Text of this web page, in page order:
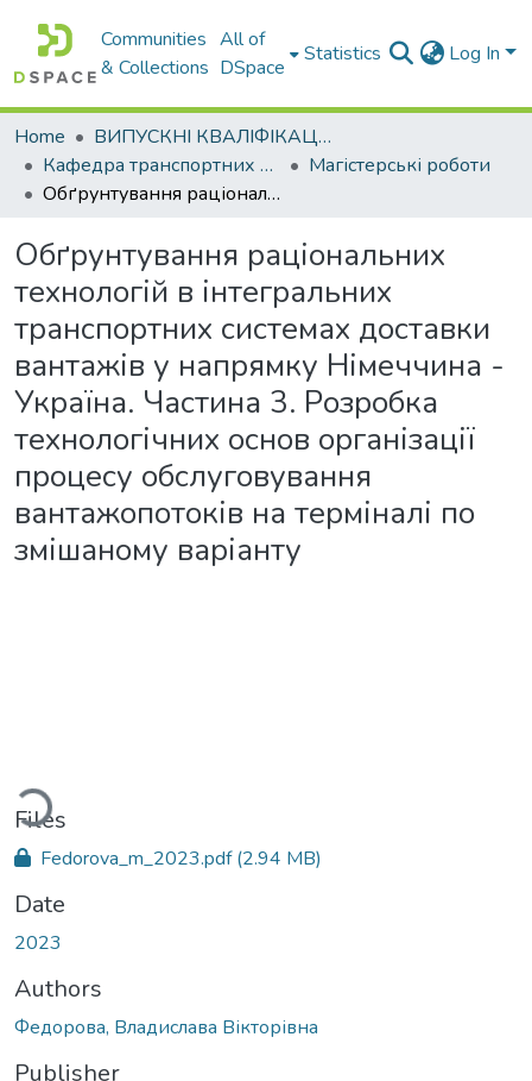
Communities
& Collections
All of
DSpace
Statistics Log In
Home
ВИПУСКНІ КВАЛІФІКАЦІЙНІ РОБОТИ
Кафедра транспортних технологій
Магістерські роботи
Обґрунтування раціональних технологій в інтегральних транспортних системах доставки вантажів у напрямку Німеччина - Україна. Частина 3. Розробка технологічних основ організації процесу обслуговування вантажопотоків на терміналі по змішаному варіанту
Обґрунтування раціональних
технологій в інтегральних
транспортних системах доставки
вантажів у напрямку Німеччина -
Україна. Частина 3. Розробка
технологічних основ організації
процесу обслуговування
вантажопотоків на терміналі по
змішаному варіанту
Files
Fedorova_m_2023.pdf(2.94 MB)
Date
2023
Authors
Федорова, Владислава Вікторівна
Publisher